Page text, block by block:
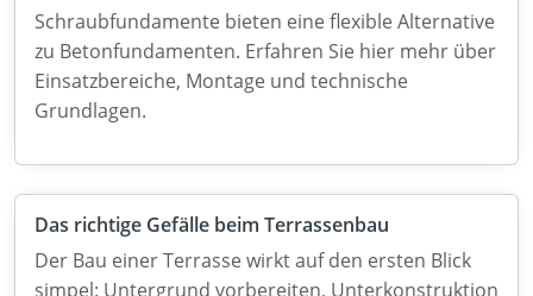
Schraubfundamente bieten eine flexible Alternative
zu Betonfundamenten. Erfahren Sie hier mehr über
Einsatzbereiche, Montage und technische
Grundlagen.
Das richtige Gefälle beim Terrassenbau
Der Bau einer Terrasse wirkt auf den ersten Blick
simpel: Untergrund vorbereiten, Unterkonstruktion